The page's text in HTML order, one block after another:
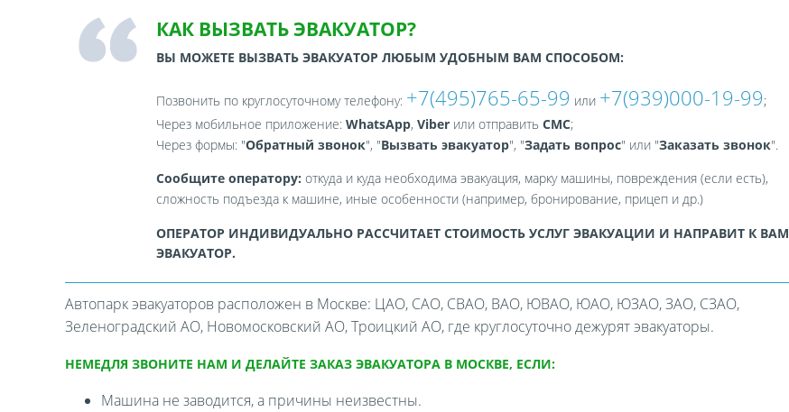
КАК ВЫЗВАТЬ ЭВАКУАТОР?
ВЫ МОЖЕТЕ ВЫЗВАТЬ ЭВАКУАТОР ЛЮБЫМ УДОБНЫМ ВАМ СПОСОБОМ:
Позвонить по круглосуточному телефону: +7(495)765-65-99 или +7(939)000-19-99;
Через мобильное приложение: WhatsApp, Viberили отправить СМС;
Через формы: "Обратный звонок", "Вызвать эвакуатор", "Задать вопрос" или "Заказать звонок".
Сообщите оператору: откуда и куда необходима эвакуация, марку машины, повреждения (если есть),
сложность подъезда к машине, иные особенности (например, бронирование, прицеп и др.)
ОПЕРАТОР ИНДИВИДУАЛЬНО РАССЧИТАЕТ СТОИМОСТЬ УСЛУГ ЭВАКУАЦИИ И НАПРАВИТ К ВАМ
ЭВАКУАТОР.
Автопарк эвакуаторов расположен в Москве: ЦАО, САО, СВАО, ВАО, ЮВАО, ЮАО, ЮЗАО, ЗАО, СЗАО,
Зеленоградский АО, Новомосковский АО, Троицкий АО, где круглосуточно дежурят эвакуаторы.
НЕМЕДЛЯ ЗВОНИТЕ НАМ И ДЕЛАЙТЕ ЗАКАЗ ЭВАКУАТОРА В МОСКВЕ, ЕСЛИ:
Машина не заводится, а причины неизвестны.